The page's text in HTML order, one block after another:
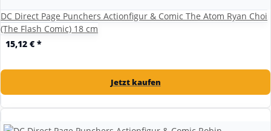
DC Direct Page Punchers Actionfigur & Comic The Atom Ryan Choi
(The Flash Comic) 18 cm
15,12 € *
Jetzt kaufen